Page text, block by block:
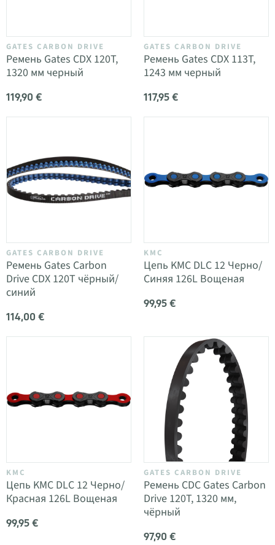
GATES CARBON DRIVE
Ремень Gates CDX 120T,
1320 мм черный
119,90 €
GATES CARBON DRIVE
Ремень Gates CDX 113T,
1243 мм черный
117,95 €
GATES CARBON DRIVE
Ремень Gates Carbon
Drive CDX 120T чёрный/
синий
114,00 €
KMC
Цепь KMC DLC 12 Черно/
Синяя 126L Вощеная
99,95 €
KMC
Цепь KMC DLC 12 Черно/
Красная 126L Вощеная
99,95 €
GATES CARBON DRIVE
Ремень CDC Gates Carbon
Drive 120T, 1320 мм,
чёрный
97,90 €